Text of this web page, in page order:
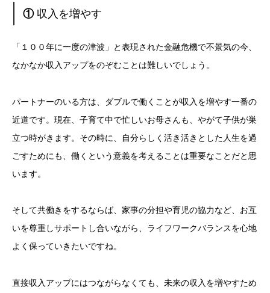
① 収入を増やす
「１００年に一度の津波」と表現された金融危機で不景気の今、
なかなか収入アップをのぞむことは難しいでしょう。
パートナーのいる方は、ダブルで働くことが収入を増やす一番の
近道です。現在、子育て中で忙しいお母さんも、やがて子供が巣
立つ時がきます。その時に、自分らしく活き活きとした人生を過
ごすためにも、働くという意義を考えることは重要なことだと思
います。
そして共働きをするならば、家事の分担や育児の協力など、お互
いを尊重しサポートし合いながら、ライフワークバランスを心地
よく保っていきたいですね。
直接収入アップにはつながらなくても、未来の収入を増やすため